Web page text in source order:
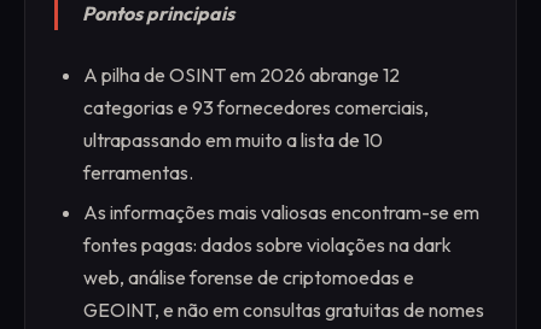
Pontos principais
A pilha de OSINT em 2026 abrange 12
categorias e 93 fornecedores comerciais,
ultrapassando em muito a lista de 10
ferramentas.
As informações mais valiosas encontram-se em
fontes pagas: dados sobre violações na dark
web, análise forense de criptomoedas e
GEOINT, e não em consultas gratuitas de nomes